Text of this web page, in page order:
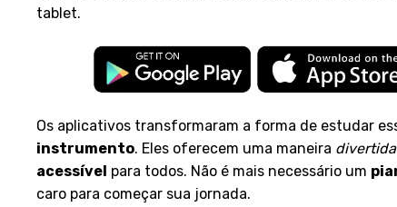
tablet.
Os aplicativos transformaram a forma de estudar
instrumento. Eles oferecem uma maneira divertida
acessível para todos. Não é mais necessário um
caro para começar sua jornada.